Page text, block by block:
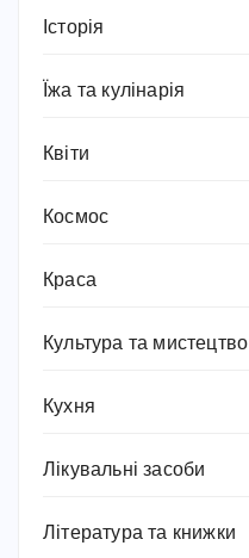
Історія
Їжа та кулінарія
Квіти
Космос
Краса
Культура та мистецтво
Кухня
Лікувальні засоби
Література та книжки